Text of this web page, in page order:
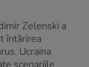
Zelenski a
întărirea
Ucraina
scenariile